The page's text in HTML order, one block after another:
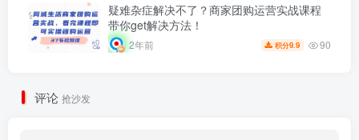
疑难杂症解决不了？商家团购运营实战课程
带你get解决方法！
2年前 积分9.9 90
评论 抢沙发